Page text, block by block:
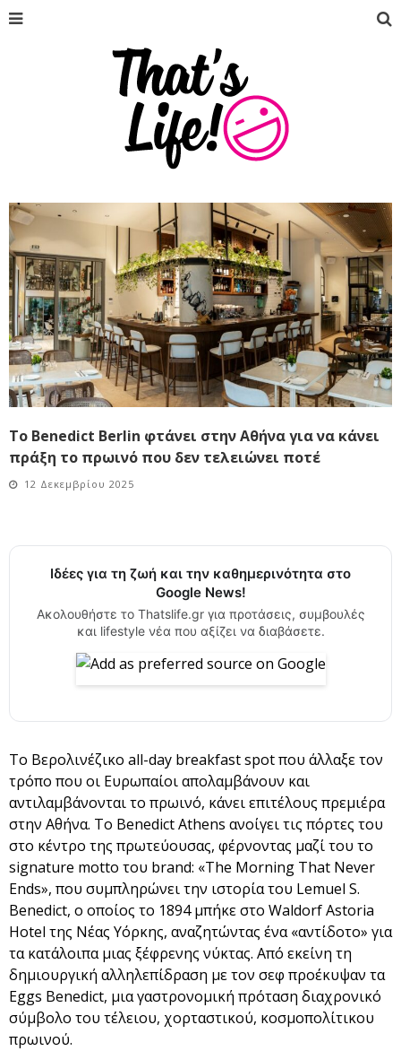
Το Benedict Berlin φτάνει στην Αθήνα για να κάνει
πράξη το πρωινό που δεν τελειώνει ποτέ
12 Δεκεμβρίου 2025
Ιδέες για τη ζωή και την καθημερινότητα στο
Google News!
Ακολουθήστε το Thatslife.gr για προτάσεις, συμβουλές
και lifestyle νέα που αξίζει να διαβάσετε.
Το Βερολινέζικο all-day breakfast spot που άλλαξε τον
τρόπο που οι Ευρωπαίοι απολαμβάνουν και
αντιλαμβάνονται το πρωινό, κάνει επιτέλους πρεμιέρα
στην Αθήνα. Το Benedict Athens ανοίγει τις πόρτες του
στο κέντρο της πρωτεύουσας, φέρνοντας μαζί του το
signature motto του brand: «The Morning That Never
Ends», που συμπληρώνει την ιστορία του Lemuel S.
Benedict, ο οποίος το 1894 μπήκε στο Waldorf Astoria
Hotel της Νέας Υόρκης, αναζητώντας ένα «αντίδοτο» για
τα κατάλοιπα μιας ξέφρενης νύκτας. Από εκείνη τη
δημιουργική αλληλεπίδραση με τον σεφ προέκυψαν τα
Eggs Benedict, μια γαστρονομική πρόταση διαχρονικό
σύμβολο του τέλειου, χορταστικού, κοσμοπολίτικου
πρωινού.